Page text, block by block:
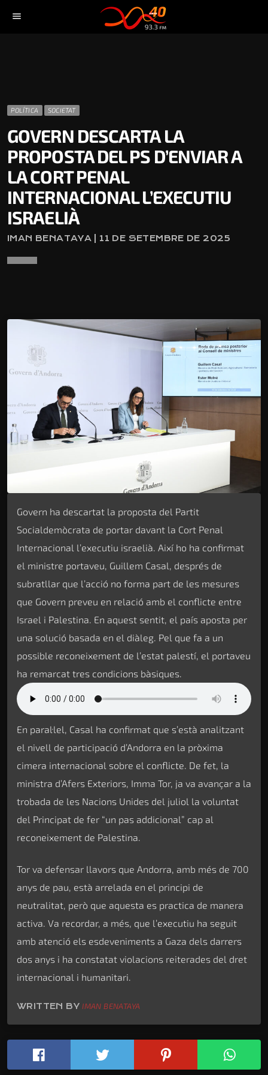
menu
POLÍTICA SOCIETAT
GOVERN DESCARTA LA
PROPOSTA DEL PS D’ENVIAR A
LA CORT PENAL
INTERNACIONAL L’EXECUTIU
ISRAELIÀ
IMAN BENATAYA | 11 DE SETEMBRE DE 2025
Govern ha descartat la proposta del Partit
Socialdemòcrata de portar davant la Cort Penal
Internacional l’executiu israelià. Així ho ha confirmat
el ministre portaveu, Guillem Casal, després de
subratllar que l’acció no forma part de les mesures
que Govern preveu en relació amb el conflicte entre
Israel i Palestina. En aquest sentit, el país aposta per
una solució basada en el diàleg. Pel que fa a un
possible reconeixement de l’estat palestí, el portaveu
ha remarcat tres condicions bàsiques.
En paral·lel, Casal ha confirmat que s’està analitzant
el nivell de participació d’Andorra en la pròxima
cimera internacional sobre el conflicte. De fet, la
ministra d’Afers Exteriors, Imma Tor, ja va avançar a la
trobada de les Nacions Unides del juliol la voluntat
del Principat de fer “un pas addicional” cap al
reconeixement de Palestina.
Tor va defensar llavors que Andorra, amb més de 700
anys de pau, està arrelada en el principi de
neutralitat, però que aquesta es practica de manera
activa. Va recordar, a més, que l’executiu ha seguit
amb atenció els esdeveniments a Gaza dels darrers
dos anys i ha constatat violacions reiterades del dret
internacional i humanitari.
WRITTEN BY IMAN BENATAYA